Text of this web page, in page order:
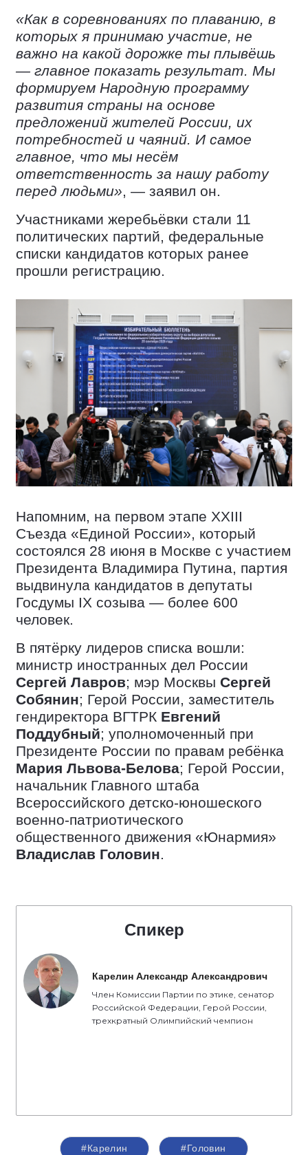
«Как в соревнованиях по плаванию, в
которых я принимаю участие, не
важно на какой дорожке ты плывёшь
— главное показать результат. Мы
формируем Народную программу
развития страны на основе
предложений жителей России, их
потребностей и чаяний. И самое
главное, что мы несём
ответственность за нашу работу
перед людьми», — заявил он.
Участниками жеребьёвки стали 11
политических партий, федеральные
списки кандидатов которых ранее
прошли регистрацию.
Напомним, на первом этапе XXIII
Съезда «Единой России», который
состоялся 28 июня в Москве с участием
Президента Владимира Путина, партия
выдвинула кандидатов в депутаты
Госдумы IX созыва — более 600
человек.
В пятёрку лидеров списка вошли:
министр иностранных дел России
Сергей Лавров; мэр Москвы Сергей
Собянин; Герой России, заместитель
гендиректора ВГТРК Евгений
Поддубный; уполномоченный при
Президенте России по правам ребёнка
Мария Львова-Белова; Герой России,
начальник Главного штаба
Всероссийского детско-юношеского
военно-патриотического
общественного движения «Юнармия»
Владислав Головин.
Спикер
Карелин Александр Александрович
Член Комиссии Партии по этике, сенатор
Российской Федерации, Герой России,
трехкратный Олимпийский чемпион
#Карелин #Головин